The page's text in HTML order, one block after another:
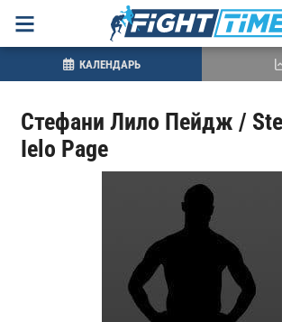
Стефани Лило Пейдж /
Ielo Page
КАЛЕНДАРЬ